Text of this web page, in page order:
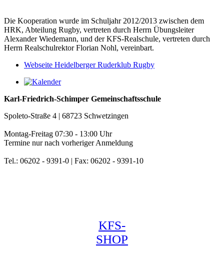
Die Kooperation wurde im Schuljahr 2012/2013 zwischen dem
HRK, Abteilung Rugby, vertreten durch Herrn Übungsleiter
Alexander Wiedemann, und der KFS-Realschule, vertreten durch
Herrn Realschulrektor Florian Nohl, vereinbart.
Webseite Heidelberger Ruderklub Rugby
Karl-Friedrich-Schimper Gemeinschaftsschule
Spoleto-Straße 4 | 68723 Schwetzingen
Montag-Freitag 07:30 - 13:00 Uhr
Termine nur nach vorheriger Anmeldung
Tel.: 06202 - 9391-0 | Fax: 06202 - 9391-10
KFS-
SHOP